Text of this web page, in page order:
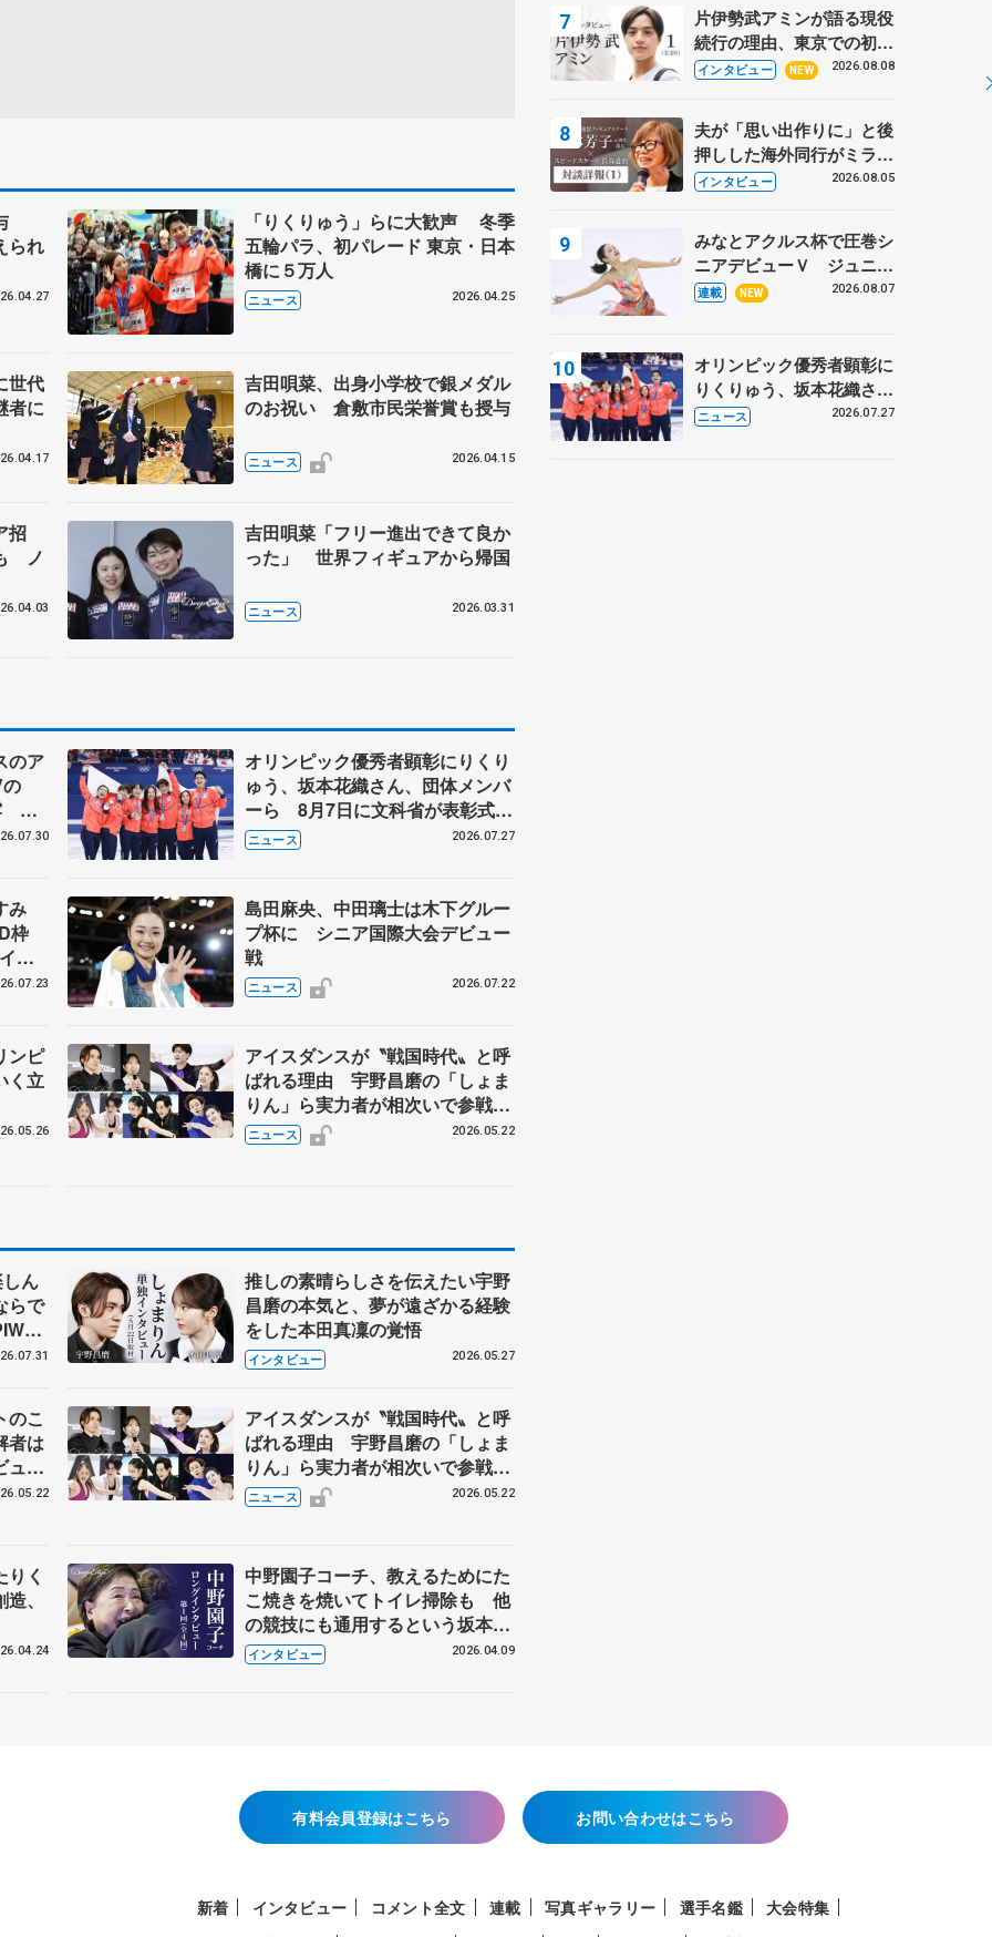
られ
「りくりゅう」らに大歓声 冬季
五輪パラ、初パレード 東京・日本
橋に５万人
ニュース 2026.04.25
世代
者に
吉田唄菜、出身小学校で銀メダル
のお祝い 倉敷市民栄誉賞も授与
ニュース 2026.04.15
招
ノ
吉田唄菜「フリー進出できて良か
った」 世界フィギュアから帰国
ニュース 2026.03.31
のア
ハ
ンバ
オリンピック優秀者顕彰にりくり
ゅう、坂本花織さん、団体メンバ
ーら 8月7日に文科省が表彰式、
ブルーノ・マルコット、中野園子
らコーチも
ニュース 2026.07.27
み
枠
ス
#74
島田麻央、中田璃士は木下グルー
プ杯に シニア国際大会デビュー
戦
ニュース 2026.07.22
ンピ
く立
アイスダンスが〝戦国時代〟と呼
ばれる理由 宇野昌磨の「しょま
りん」ら実力者が相次いで参戦
国内の競争激化
ニュース 2026.05.22
ん
らで
前
推しの素晴らしさを伝えたい宇野
昌磨の本気と、夢が遠ざかる経験
をした本田真凜の覚悟
インタビュー 2026.05.27
のこ
者は
ュー
人、
アイスダンスが〝戦国時代〟と呼
ばれる理由 宇野昌磨の「しょま
りん」ら実力者が相次いで参戦
国内の競争激化
ニュース 2026.05.22
く
、
中野園子コーチ、教えるためにた
こ焼きを焼いてトイレ掃除も 他
の競技にも通用するという坂本花
織の筋肉
インタビュー 2026.04.09
部科学省スポーツ表彰
式】
片伊勢武アミンが語る現役
続行の理由、東京での初め
ての一人暮らし 注目スケ
インタビュー NEW 2026.08.08
夫が「思い出作りに」と後
押しした海外同行がミラノ
まで… 繁華街のリンクで
に 小林芳子さんが振り返
るスケート人生
インタビュー 2026.08.05
みなとアクルス杯で圧巻シ
ニアデビューＶ ジュニア
で４シーズン無敗の島田麻
連載 NEW 2026.08.07
オリンピック優秀者顕彰に
りくりゅう、坂本花織さ
ん、団体メンバーら 8月
ニュース 2026.07.27
有料会員登録はこちら お問い合わせはこちら
新着 インタビュー コメント全文 連載 写真ギャラリー 選手名鑑
大会特集